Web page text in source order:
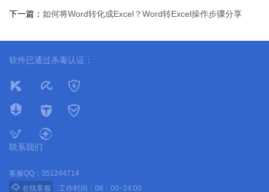
下一篇： 如何将Word转化成Excel？Word转Excel操作步骤分享
软件已通过杀毒认证：
联系我们
客服QQ：351244714
 在线客服 工作时间：08：00~24:00